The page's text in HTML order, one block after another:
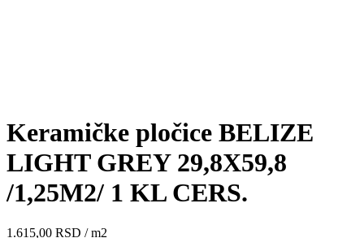
Keramičke pločice BELIZE
LIGHT GREY 29,8X59,8
/1,25M2/ 1 KL CERS.
1.615,00 RSD / m2